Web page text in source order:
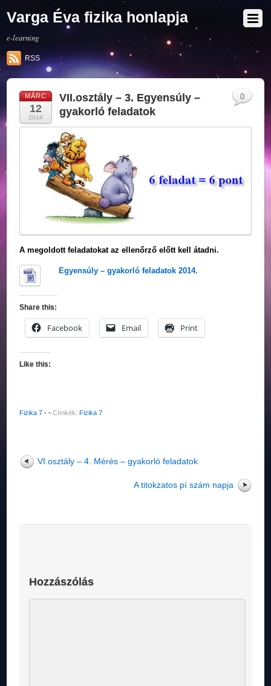
Varga Éva fizika honlapja
e-learning
RSS
MÁRC
12
2014
VII.osztály – 3. Egyensúly –
gyakorló feladatok
A megoldott feladatokat az ellenőrző előtt kell átadni.
Egyensúly – gyakorló feladatok 2014.
Share this:
Facebook Email Print
Like this:
Fizika 7 •
0
• Címkék:Fizika 7
VI.osztály – 4. Mérés – gyakorló feladatok
A titokzatos pí szám napja
Hozzászólás